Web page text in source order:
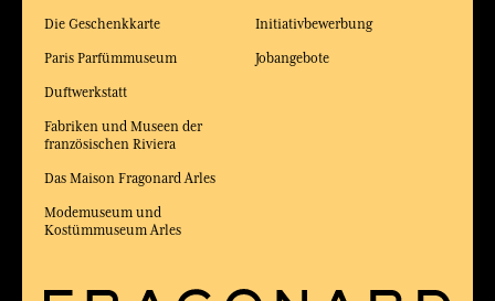
Die Geschenkkarte
Paris Parfümmuseum
Duftwerkstatt
Fabriken und Museen der
französischen Riviera
Das Maison Fragonard Arles
Modemuseum und
Kostümmuseum Arles
Initiativbewerbung
Jobangebote